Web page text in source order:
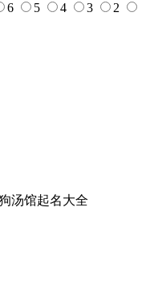
6 5 4 3
2
汤馆起名大全